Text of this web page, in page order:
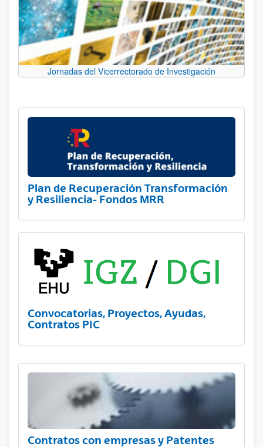
Jornadas del Vicerrectorado de Investigación
Plan de Recuperación Transformación
y Resiliencia- Fondos MRR
Convocatorias, Proyectos, Ayudas,
Contratos PIC
Contratos con empresas y Patentes